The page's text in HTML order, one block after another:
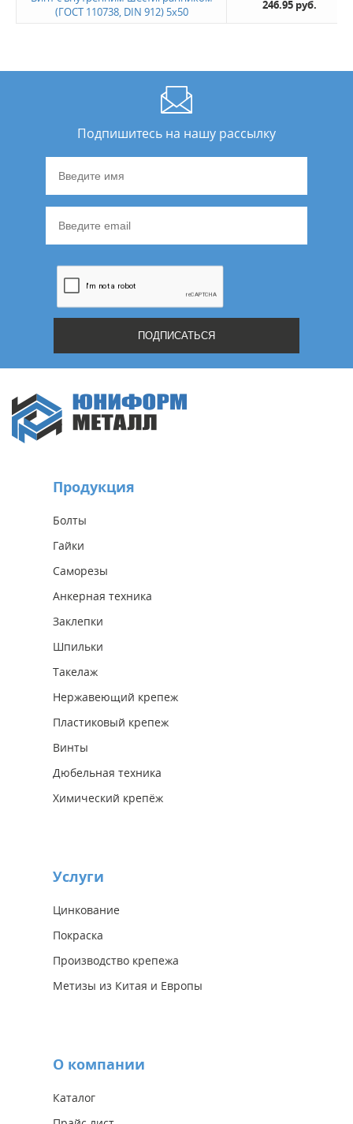
(ГОСТ 110738, DIN 912) 5х50
246.95 руб.
Подпишитесь на нашу рассылку
Продукция
Болты
Гайки
Саморезы
Анкерная техника
Заклепки
Шпильки
Такелаж
Нержавеющий крепеж
Пластиковый крепеж
Винты
Дюбельная техника
Химический крепёж
Услуги
Цинкование
Покраска
Производство крепежа
Метизы из Китая и Европы
О компании
Каталог